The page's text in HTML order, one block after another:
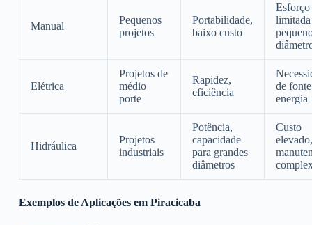
Manual
Pequenos
projetos
Portabilidade,
baixo custo
limitada
Elétrica
Projetos de
médio
porte
Rapidez,
eficiência
de
energia
Hidráulica
Projetos
industriais
Potência,
capacidade
para grandes
diâmetros
Custo
elevado,
Exemplos de Aplicações em Piracicaba